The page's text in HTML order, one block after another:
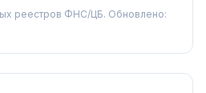
реестров ФНС/ЦБ. Обновлено: